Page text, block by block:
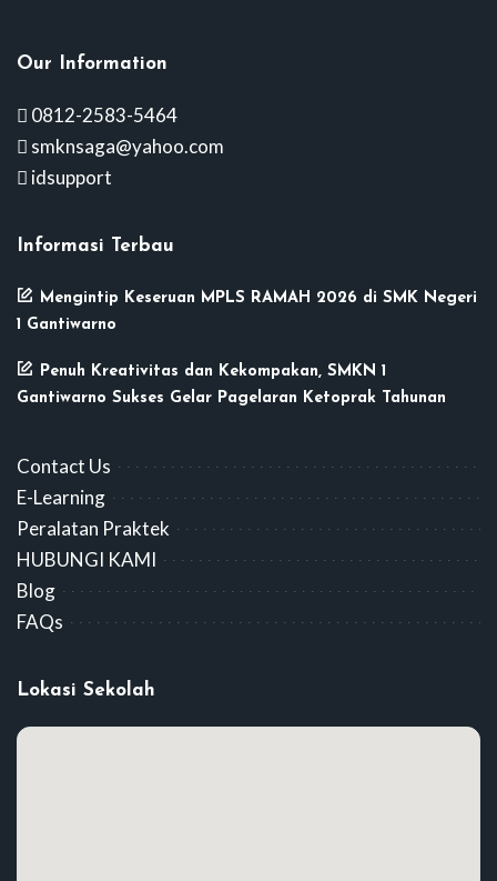
Our Information
0812-2583-5464
smknsaga@yahoo.com
idsupport
Informasi Terbau
Mengintip Keseruan MPLS RAMAH 2026 di SMK Negeri
1 Gantiwarno
Penuh Kreativitas dan Kekompakan, SMKN 1
Gantiwarno Sukses Gelar Pagelaran Ketoprak Tahunan
Contact Us
E-Learning
Peralatan Praktek
HUBUNGI KAMI
Blog
FAQs
Lokasi Sekolah